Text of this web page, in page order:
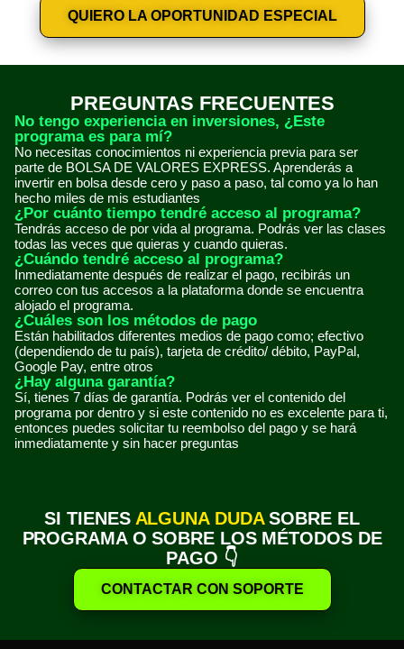
QUIERO LA OPORTUNIDAD ESPECIAL
PREGUNTAS FRECUENTES
No tengo experiencia en inversiones, ¿Este
programa es para mí?
No necesitas conocimientos ni experiencia previa para ser
parte de BOLSA DE VALORES EXPRESS. Aprenderás a
invertir en bolsa desde cero y paso a paso, tal como ya lo han
hecho miles de mis estudiantes
¿Por cuánto tiempo tendré acceso al programa?
Tendrás acceso de por vida al programa. Podrás ver las clases
todas las veces que quieras y cuando quieras.
¿Cuándo tendré acceso al programa?
Inmediatamente después de realizar el pago, recibirás un
correo con tus accesos a la plataforma donde se encuentra
alojado el programa.
¿Cuáles son los métodos de pago
Están habilitados diferentes medios de pago como; efectivo
(dependiendo de tu país), tarjeta de crédito/ débito, PayPal,
Google Pay, entre otros
¿Hay alguna garantía?
Sí, tienes 7 días de garantía. Podrás ver el contenido del
programa por dentro y si este contenido no es excelente para ti,
entonces puedes solicitar tu reembolso del pago y se hará
inmediatamente y sin hacer preguntas
SI TIENES ALGUNA DUDASOBRE EL
PROGRAMA O SOBRE LOS MÉTODOS DE
PAGO 👇
CONTACTAR CON SOPORTE